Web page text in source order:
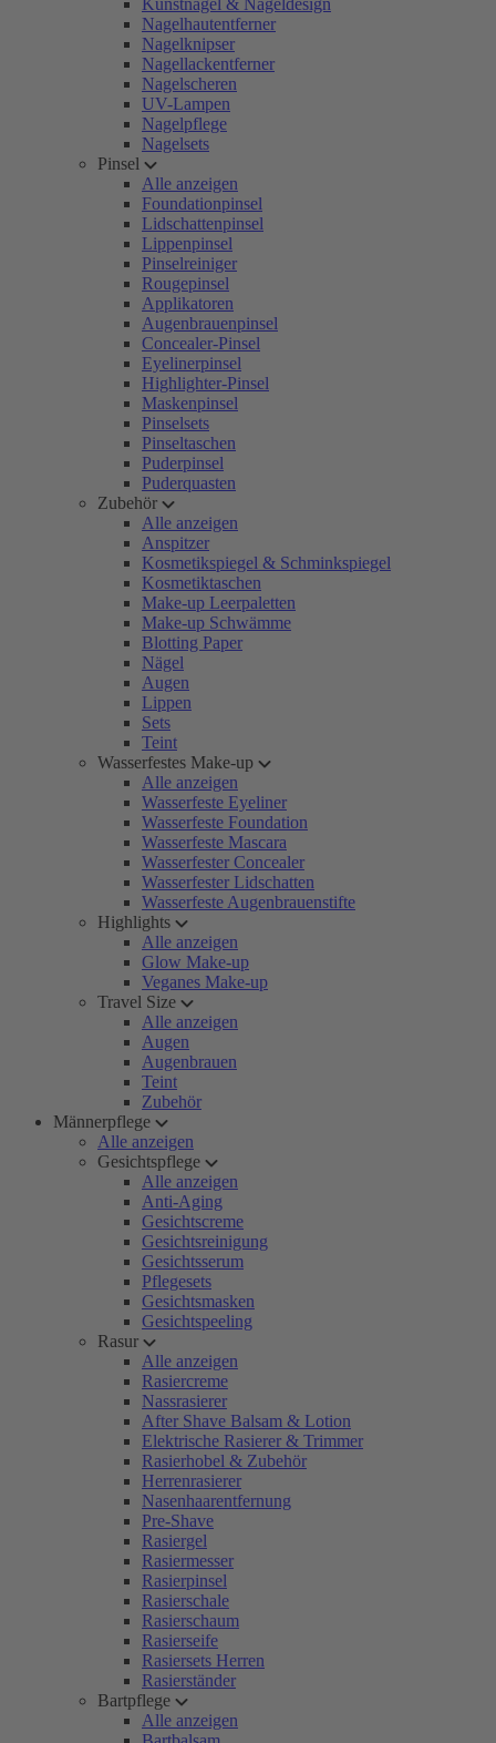
Kunstnägel & Nageldesign
Nagelhautentferner
Nagelknipser
Nagellackentferner
Nagelscheren
UV-Lampen
Nagelpflege
Nagelsets
Pinsel
Alle anzeigen
Foundationpinsel
Lidschattenpinsel
Lippenpinsel
Pinselreiniger
Rougepinsel
Applikatoren
Augenbrauenpinsel
Concealer-Pinsel
Eyelinerpinsel
Highlighter-Pinsel
Maskenpinsel
Pinselsets
Pinseltaschen
Puderpinsel
Puderquasten
Zubehör
Alle anzeigen
Anspitzer
Kosmetikspiegel & Schminkspiegel
Kosmetiktaschen
Make-up Leerpaletten
Make-up Schwämme
Blotting Paper
Nägel
Augen
Lippen
Sets
Teint
Wasserfestes Make-up
Alle anzeigen
Wasserfeste Eyeliner
Wasserfeste Foundation
Wasserfeste Mascara
Wasserfester Concealer
Wasserfester Lidschatten
Wasserfeste Augenbrauenstifte
Highlights
Alle anzeigen
Glow Make-up
Veganes Make-up
Travel Size
Alle anzeigen
Augen
Augenbrauen
Teint
Zubehör
Männerpflege
Alle anzeigen
Gesichtspflege
Alle anzeigen
Anti-Aging
Gesichtscreme
Gesichtsreinigung
Gesichtsserum
Pflegesets
Gesichtsmasken
Gesichtspeeling
Rasur
Alle anzeigen
Rasiercreme
Nassrasierer
After Shave Balsam & Lotion
Elektrische Rasierer & Trimmer
Rasierhobel & Zubehör
Herrenrasierer
Nasenhaarentfernung
Pre-Shave
Rasiergel
Rasiermesser
Rasierpinsel
Rasierschale
Rasierschaum
Rasierseife
Rasiersets Herren
Rasierständer
Bartpflege
Alle anzeigen